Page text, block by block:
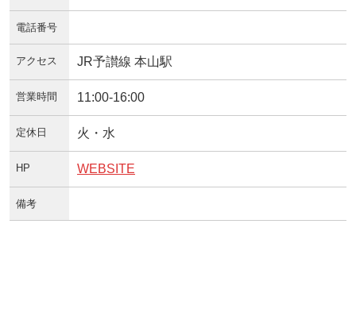
電話番号
アクセス JR予讃線 本山駅
営業時間 11:00-16:00
定休日 火・水
HP WEBSITE
備考